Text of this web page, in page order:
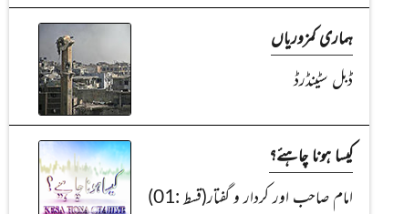
ہماری کمزوریاں
ڈبل سٹینڈرڈ
کیسا ہونا چاہئے؟
امام صاحب اور کردار و گفتار(قسط :01)